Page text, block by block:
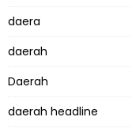
daera
daerah
Daerah
daerah headline